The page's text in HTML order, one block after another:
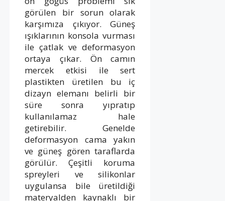
görülen bir sorun olarak
karşımıza çıkıyor. Güneş
ışıklarının konsola vurması
ile çatlak ve deformasyon
ortaya çıkar. Ön camın
mercek etkisi ile sert
plastikten üretilen bu iç
dizayn elemanı belirli bir
süre sonra yıpratıp
kullanılamaz hale
getirebilir. Genelde
deformasyon cama yakın
ve güneş gören taraflarda
görülür. Çeşitli koruma
spreyleri ve silikonlar
uygulansa bile üretildiği
materyalden kaynaklı bir